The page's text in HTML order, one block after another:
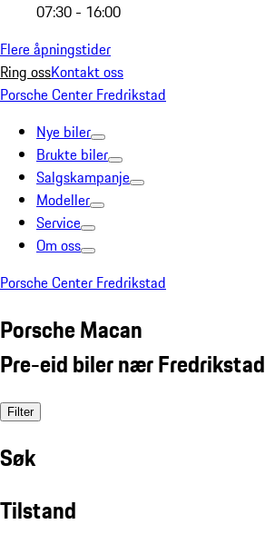
07:30 - 16:00
Flere åpningstider
Ring ossKontakt oss
Porsche Center Fredrikstad
Nye biler
Brukte biler
Salgskampanje
Modeller
Service
Om oss
Porsche Center Fredrikstad
Porsche Macan
Pre-eid biler nær Fredrikstad
Filter
Søk
Tilstand